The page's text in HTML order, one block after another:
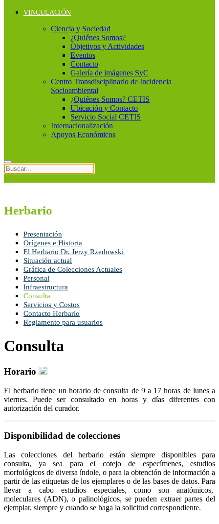
VINCULACIÓN
Ciencia y Sociedad
¿Quiénes Somos?
Objetivos y Actividades
Eventos
Contacto
Galería de imágenes SyC
Centro Transdisciplinario de Incidencia
Socioambiental
¿Quiénes Somos? CETIS
Ubicación y Contacto
Servicio Social CETIS
Internacionalización
Apoyos Económicos
Herbario
Presentación
Orígenes e Historia
El Herbario Dr. Jerzy Rzedowski
Situación actual
Gráfica de Colecciones Actuales
Personal
Infraestructura
Consulta
Servicios y Costos
Contacto Herbario
Reglamento para usuarios
Consulta
Horario
El herbario tiene un horario de consulta de 9 a 17 horas de lunes a
viernes. Puede ser consultado en horas y días diferentes con
autorización del curador.
Disponibilidad de colecciones
Las colecciones del herbario están siempre disponibles para
consulta, ya sea para el cotejo de especímenes, estudios
morfológicos de diversa índole, o para la obtención de información a
partir de las etiquetas de los ejemplares o de las bases de datos. Para
llevar a cabo estudios especiales, como son anatómicos,
moleculares (ADN), o palinológicos, se pueden extraer partes del
ejemplar, siempre y cuando se haga la solicitud correspondiente.